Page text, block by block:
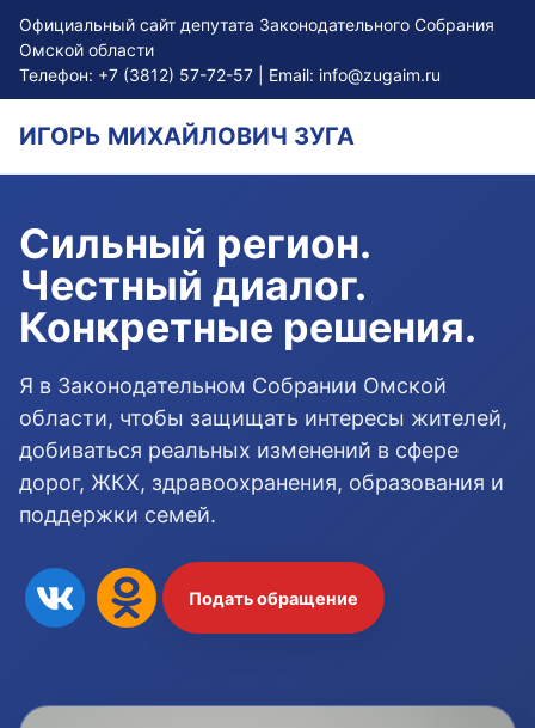
Официальный сайт депутата Законодательного Собрания
Омской области
Телефон: +7 (3812) 57-72-57 | Email: info@zugaim.ru
ИГОРЬ МИХАЙЛОВИЧ ЗУГА
Сильный регион.
Честный диалог.
Конкретные решения.
Я в Законодательном Собрании Омской
области, чтобы защищать интересы жителей,
добиваться реальных изменений в сфере
дорог, ЖКХ, здравоохранения, образования и
поддержки семей.
Подать обращение